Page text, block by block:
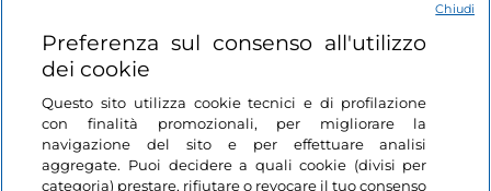
Login
Restiamo in contatto
Preferenza sul consenso all'utilizzo
dei cookie
Questo sito utilizza cookie tecnici e di profilazione
con finalità promozionali, per migliorare la
navigazione del sito e per effettuare analisi
aggregate. Puoi decidere a quali cookie (divisi per
categoria) prestare, rifiutare o revocare il tuo consenso
Chiudi